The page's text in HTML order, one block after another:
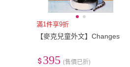
滿1件享9折
【麥克兒童外文】Changes
395 (售價已折)